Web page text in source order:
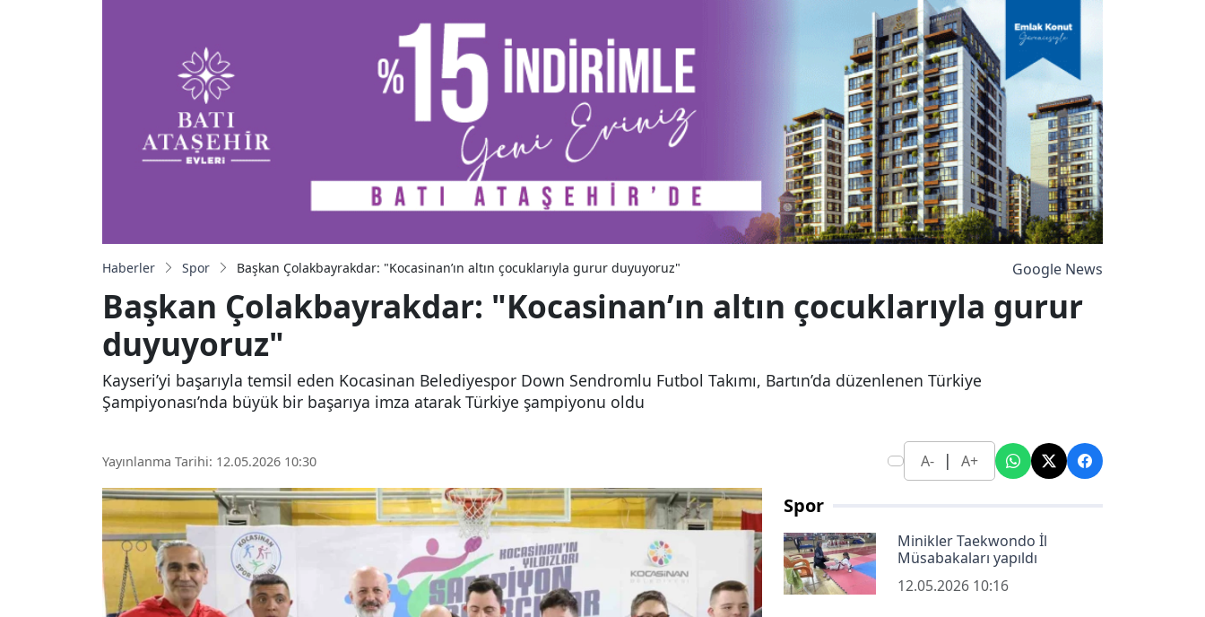
Haberler Spor Başkan Çolakbayrakdar: "Kocasinan’ın altın çocuklarıyla gurur duyuyoruz" Google News
Başkan Çolakbayrakdar: "Kocasinan’ın altın çocuklarıyla gurur
duyuyoruz"
Kayseri’yi başarıyla temsil eden Kocasinan Belediyespor Down Sendromlu Futbol Takımı, Bartın’da düzenlenen Türkiye
Şampiyonası’nda büyük bir başarıya imza atarak Türkiye şampiyonu oldu
Yayınlanma Tarihi: 12.05.2026 10:30 A- | A+
Spor
Minikler Taekwondo İl
Müsabakaları yapıldı
12.05.2026 10:16